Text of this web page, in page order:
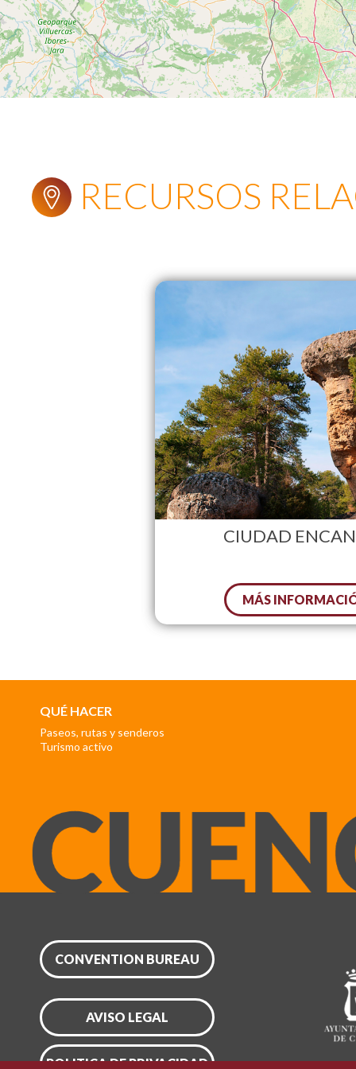
RECURSOS
CIUDAD
MÁS
QUÉ HACER
Paseos, rutas y senderos
Turismo activo
CONVENTION BUREAU
AVISO LEGAL
POLITICA DE PRIVACIDAD